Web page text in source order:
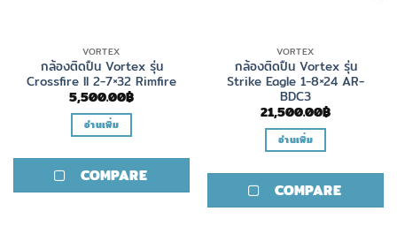
VORTEX
กล้องติดปืน Vortex รุ่น
Crossfire II 2-7×32 Rimfire
5,500.00฿
อ่านเพิ่ม
COMPARE
VORTEX
กล้องติดปืน Vortex รุ่น
Strike Eagle 1-8×24 AR-
BDC3
21,500.00฿
อ่านเพิ่ม
COMPARE